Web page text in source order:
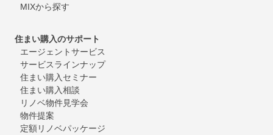
MIXから探す
住まい購入のサポート
エージェントサービス
サービスラインナップ
住まい購入セミナー
住まい購入相談
リノベ物件見学会
物件提案
定額リノベパッケージ